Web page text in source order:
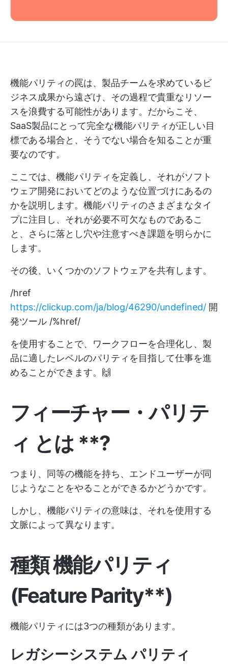
機能パリティの罠は、製品チームを求めているビ
ジネス成果から遠ざけ、その過程で貴重なリソー
スを浪費する可能性があります。だからこそ、
SaaS製品にとって完全な機能パリティが正しい目
標である場合と、そうでない場合を知ることが重
要なのです。
ここでは、機能パリティを定義し、それがソフト
ウェア開発においてどのような位置づけにあるの
かを説明します。機能パリティのさまざまなタイ
プに注目し、それが必要不可欠なものであるこ
と、さらに落とし穴や注意すべき課題を明らかに
します。
その後、いくつかのソフトウェアを共有します。
/href
https://clickup.com/ja/blog/46290/undefined/ 開
発ツール /%href/
を使用することで、ワークフローを合理化し、製
品に適したレベルのパリティを目指して仕事を進
めることができます。🙌
フィーチャー・パリテ
ィ とは **?
つまり、同等の機能を持ち、エンドユーザーが同
じようなことをやることができるかどうかです。
しかし、機能パリティの意味は、それを使用する
文脈によって異なります。
種類機能パリティ
(Feature Parity**)
機能パリティには3つの種類があります。
レガシーシステム パリティ